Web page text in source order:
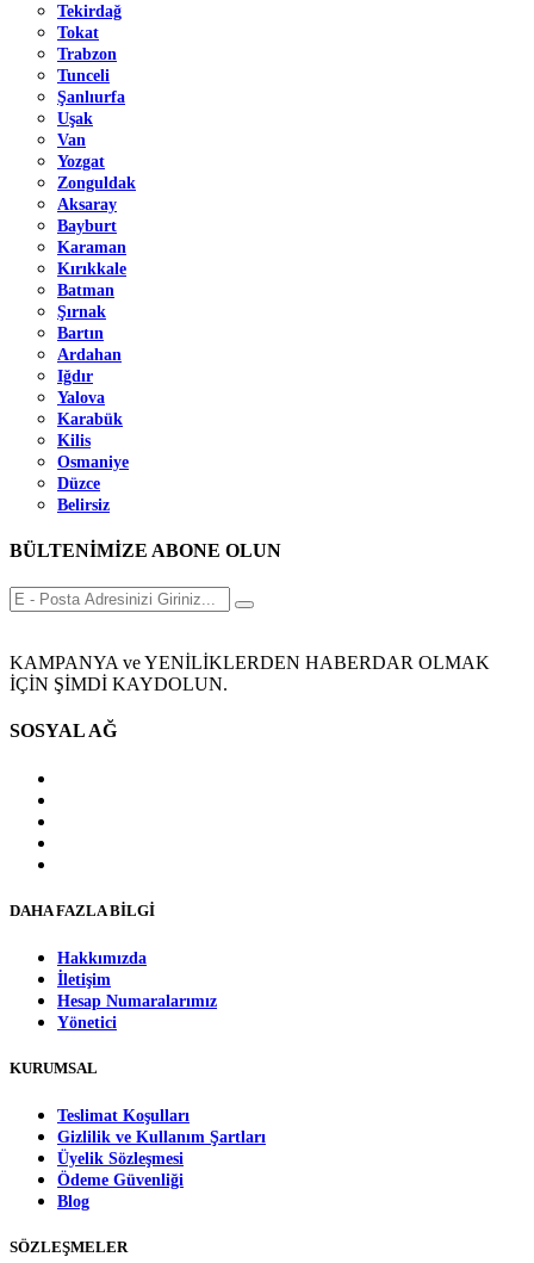
Tekirdağ
Tokat
Trabzon
Tunceli
Şanlıurfa
Uşak
Van
Yozgat
Zonguldak
Aksaray
Bayburt
Karaman
Kırıkkale
Batman
Şırnak
Bartın
Ardahan
Iğdır
Yalova
Karabük
Kilis
Osmaniye
Düzce
Belirsiz
BÜLTENİMİZE ABONE OLUN
KAMPANYA ve YENİLİKLERDEN HABERDAR OLMAK
İÇİN ŞİMDİ KAYDOLUN.
SOSYAL AĞ
DAHA FAZLA BİLGİ
Hakkımızda
İletişim
Hesap Numaralarımız
Yönetici
KURUMSAL
Teslimat Koşulları
Gizlilik ve Kullanım Şartları
Üyelik Sözleşmesi
Ödeme Güvenliği
Blog
SÖZLEŞMELER